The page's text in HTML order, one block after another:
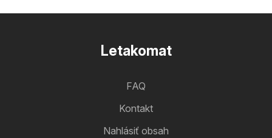
Letakomat
FAQ
Kontakt
Nahlásiť obsah